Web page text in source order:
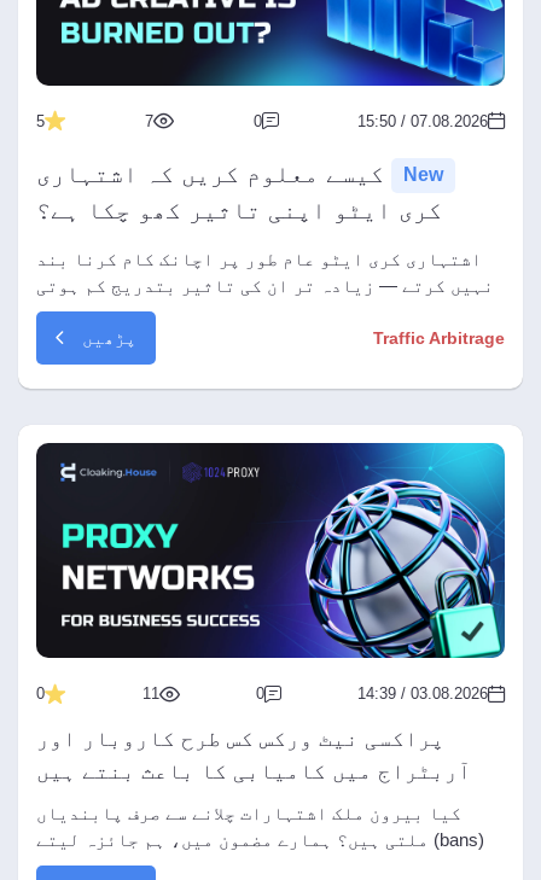
07.08.2026 / 15:50
0
7
5
New
کیسے معلوم کریں کہ اشتہاری
کری ایٹو اپنی تاثیر کھو چکا ہے؟
اشتہاری کری ایٹو عام طور پر اچانک کام کرنا بند
نہیں کرتے — زیادہ تر ان کی تاثیر بتدریج کم ہوتی
ہے۔ ہم بتاتے ہیں کہ CTR، Frequency، CPA اور
انگیجمنٹ کی مدد سے کری ایٹو فٹیگ کو کیسے پہچانا
جائے، اسے ٹریفک یا ماڈریشن سے متعلق مسائل سے
کیسے الگ کیا جائے اور بجٹ ضائع کیے بغیر وقت پر
Traffic Arbitrage پڑھیں
03.08.2026 / 14:39
0
11
0
پراکسی نیٹ ورکس کس طرح کاروبار اور
آربٹراج میں کامیابی کا باعث بنتے ہیں
کیا بیرون ملک اشتہارات چلانے سے صرف پابندیاں
(bans) ملتی ہیں؟ ہمارے مضمون میں، ہم جائزہ لیتے
ہیں کہ پراکسی نیٹ ورکس کس طرح کاروبار اور ٹریفک